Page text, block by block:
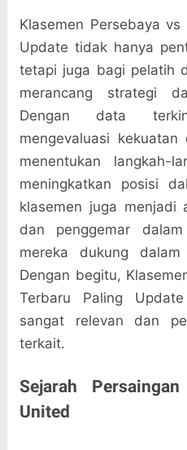
Klasemen Persebaya
Update tidak hanya
tetapi juga bagi pelatih
merancang strategi
Dengan data
mengevaluasi
menentukan langkah-
meningkatkan posisi
klasemen juga menjadi
dan penggemar
mereka dukung
Dengan begitu,
Terbaru Paling
sangat relevan dan
terkait.
Sejarah
United